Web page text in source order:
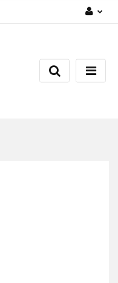
Załóż konto
Dodaj zgłoszenie